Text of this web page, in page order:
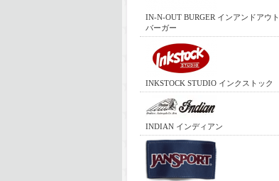
IN-N-OUT BURGER インアンドアウト
バーガー
INKSTOCK STUDIO インクストック
INDIAN インディアン